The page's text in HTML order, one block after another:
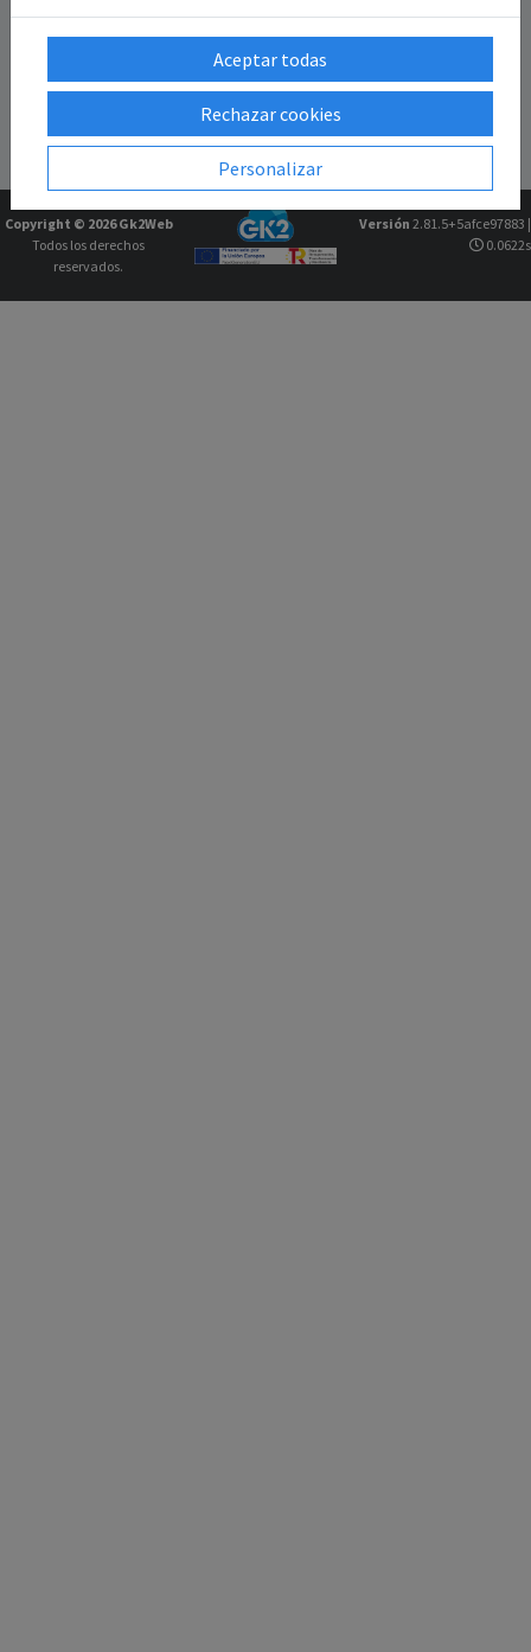
Copyright © 2026Gk2Web
Todos los derechos
reservados.
Versión 2.81.5+5afce97883 |
0.0622s
Aceptar todas
Rechazar cookies
Personalizar